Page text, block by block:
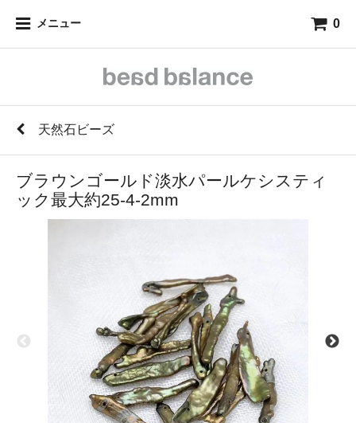
メニュー 0
天然石ビーズ
ブラウンゴールド淡水パールケシスティ
ック最大約25-4-2mm